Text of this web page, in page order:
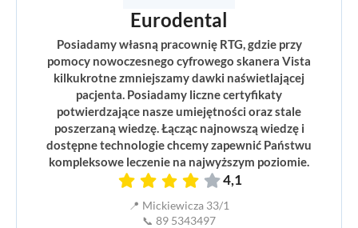
Eurodental
Posiadamy własną pracownię RTG, gdzie przy
pomocy nowoczesnego cyfrowego skanera Vista
kilkukrotne zmniejszamy dawki naświetlającej
pacjenta. Posiadamy liczne certyfikaty
potwierdzające nasze umiejętności oraz stale
poszerzaną wiedzę. Łącząc najnowszą wiedzę i
dostępne technologie chcemy zapewnić Państwu
kompleksowe leczenie na najwyższym poziomie.
4,1
📍 Mickiewicza 33/1
📞 89 5343497